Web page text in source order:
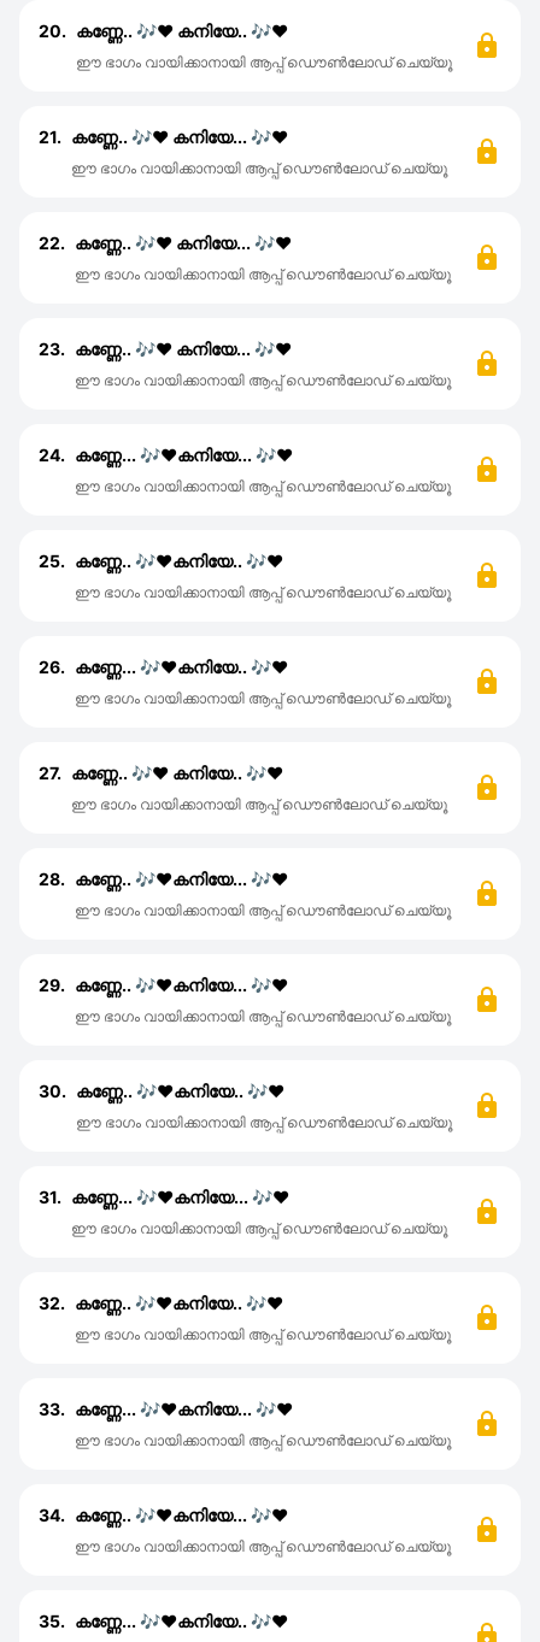
20. കണ്ണേ.. 🎶♥️ കനിയേ.. 🎶♥️
ഈ ഭാഗം വായിക്കാനായി ആപ്പ് ഡൌൺലോഡ് ചെയ്യൂ
21. കണ്ണേ.. 🎶♥️ കനിയേ... 🎶♥️
ഈ ഭാഗം വായിക്കാനായി ആപ്പ് ഡൌൺലോഡ് ചെയ്യൂ
22. കണ്ണേ.. 🎶♥️ കനിയേ... 🎶♥️
ഈ ഭാഗം വായിക്കാനായി ആപ്പ് ഡൌൺലോഡ് ചെയ്യൂ
23. കണ്ണേ.. 🎶♥️ കനിയേ... 🎶♥️
ഈ ഭാഗം വായിക്കാനായി ആപ്പ് ഡൌൺലോഡ് ചെയ്യൂ
24. കണ്ണേ... 🎶♥️കനിയേ... 🎶♥️
ഈ ഭാഗം വായിക്കാനായി ആപ്പ് ഡൌൺലോഡ് ചെയ്യൂ
25. കണ്ണേ.. 🎶♥️കനിയേ.. 🎶♥️
ഈ ഭാഗം വായിക്കാനായി ആപ്പ് ഡൌൺലോഡ് ചെയ്യൂ
26. കണ്ണേ... 🎶♥️കനിയേ.. 🎶♥️
ഈ ഭാഗം വായിക്കാനായി ആപ്പ് ഡൌൺലോഡ് ചെയ്യൂ
27. കണ്ണേ.. 🎶♥️ കനിയേ.. 🎶♥️
ഈ ഭാഗം വായിക്കാനായി ആപ്പ് ഡൌൺലോഡ് ചെയ്യൂ
28. കണ്ണേ.. 🎶♥️കനിയേ... 🎶♥️
ഈ ഭാഗം വായിക്കാനായി ആപ്പ് ഡൌൺലോഡ് ചെയ്യൂ
29. കണ്ണേ.. 🎶♥️കനിയേ... 🎶♥️
ഈ ഭാഗം വായിക്കാനായി ആപ്പ് ഡൌൺലോഡ് ചെയ്യൂ
30. കണ്ണേ.. 🎶♥️കനിയേ.. 🎶♥️
ഈ ഭാഗം വായിക്കാനായി ആപ്പ് ഡൌൺലോഡ് ചെയ്യൂ
31. കണ്ണേ... 🎶♥️കനിയേ... 🎶♥️
ഈ ഭാഗം വായിക്കാനായി ആപ്പ് ഡൌൺലോഡ് ചെയ്യൂ
32. കണ്ണേ.. 🎶♥️കനിയേ.. 🎶♥️
ഈ ഭാഗം വായിക്കാനായി ആപ്പ് ഡൌൺലോഡ് ചെയ്യൂ
33. കണ്ണേ... 🎶♥️കനിയേ... 🎶♥️
ഈ ഭാഗം വായിക്കാനായി ആപ്പ് ഡൌൺലോഡ് ചെയ്യൂ
34. കണ്ണേ.. 🎶♥️കനിയേ... 🎶♥️
ഈ ഭാഗം വായിക്കാനായി ആപ്പ് ഡൌൺലോഡ് ചെയ്യൂ
35. കണ്ണേ... 🎶♥️കനിയേ.. 🎶♥️